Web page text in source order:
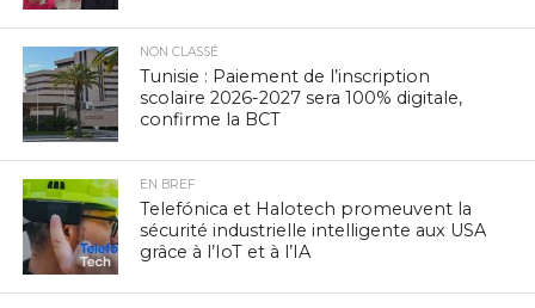
NON CLASSÉ
Tunisie : Paiement de l’inscription
scolaire 2026-2027 sera 100% digitale,
confirme la BCT
EN BREF
Telefónica et Halotech promeuvent la
sécurité industrielle intelligente aux USA
grâce à l’IoT et à l’IA